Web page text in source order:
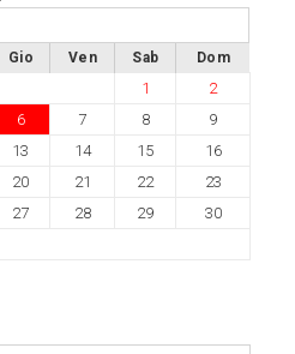
Gio Ven Sab Dom
1
2
6 7 8
9
13 14 15
16
20 21 22
23
27 28 29
30